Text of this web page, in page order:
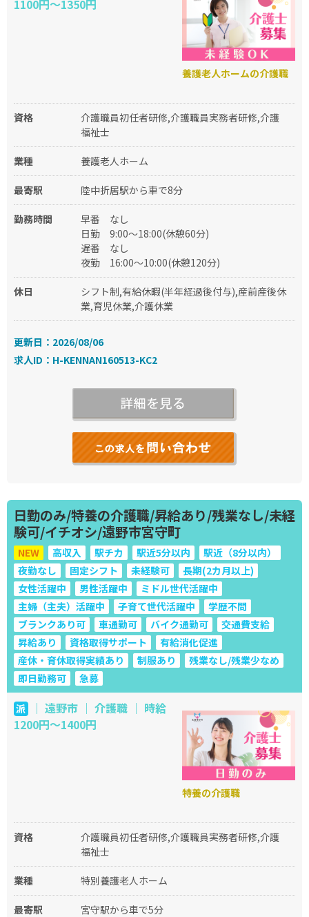
1100円～1350円
養護老人ホームの介護職
資格
介護職員初任者研修,介護職員実務者研修,介護
福祉士
業種 養護老人ホーム
最寄駅 陸中折居駅から車で8分
勤務時間 早番
なし
日勤
9:00～18:00(休憩60分)
遅番
なし
夜勤
16:00～10:00(休憩120分)
休日
シフト制,有給休暇(半年経過後付与),産前産後休
業,育児休業,介護休業
更新日：2026/08/06
求人ID：H-KENNAN160513-KC2
日勤のみ/特養の介護職/昇給あり/残業なし/未経
験可/イチオシ/遠野市宮守町
NEW 高収入 駅チカ 駅近5分以内
駅近（8分以内）
夜勤なし
固定シフト 未経験可
長期(2カ月以上)
女性活躍中
男性活躍中
ミドル世代活躍中
主婦（主夫）活躍中
子育て世代活躍中
学歴不問
ブランクあり可
車通勤可 バイク通勤可
交通費支給
昇給あり
資格取得サポート
有給消化促進
産休・育休取得実績あり
制服あり
残業なし/残業少なめ
即日勤務可
急募
派｜ 遠野市 ｜ 介護職 ｜ 時給
1200円～1400円
特養の介護職
資格
介護職員初任者研修,介護職員実務者研修,介護
福祉士
業種 特別養護老人ホーム
最寄駅 宮守駅から車で5分